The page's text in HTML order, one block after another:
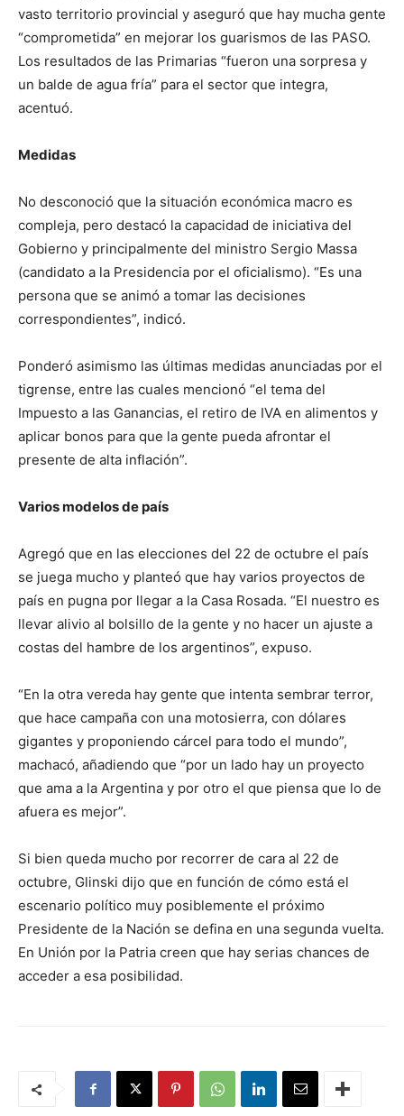
vasto territorio provincial y aseguró que hay mucha gente
“comprometida” en mejorar los guarismos de las PASO.
Los resultados de las Primarias “fueron una sorpresa y
un balde de agua fría” para el sector que integra,
acentuó.
Medidas
No desconoció que la situación económica macro es
compleja, pero destacó la capacidad de iniciativa del
Gobierno y principalmente del ministro Sergio Massa
(candidato a la Presidencia por el oficialismo). “Es una
persona que se animó a tomar las decisiones
correspondientes”, indicó.
Ponderó asimismo las últimas medidas anunciadas por el
tigrense, entre las cuales mencionó “el tema del
Impuesto a las Ganancias, el retiro de IVA en alimentos y
aplicar bonos para que la gente pueda afrontar el
presente de alta inflación”.
Varios modelos de país
Agregó que en las elecciones del 22 de octubre el país
se juega mucho y planteó que hay varios proyectos de
país en pugna por llegar a la Casa Rosada. “El nuestro es
llevar alivio al bolsillo de la gente y no hacer un ajuste a
costas del hambre de los argentinos”, expuso.
“En la otra vereda hay gente que intenta sembrar terror,
que hace campaña con una motosierra, con dólares
gigantes y proponiendo cárcel para todo el mundo”,
machacó, añadiendo que “por un lado hay un proyecto
que ama a la Argentina y por otro el que piensa que lo de
afuera es mejor”.
Si bien queda mucho por recorrer de cara al 22 de
octubre, Glinski dijo que en función de cómo está el
escenario político muy posiblemente el próximo
Presidente de la Nación se defina en una segunda vuelta.
En Unión por la Patria creen que hay serias chances de
acceder a esa posibilidad.